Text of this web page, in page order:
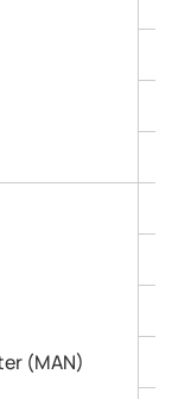
(MAN)